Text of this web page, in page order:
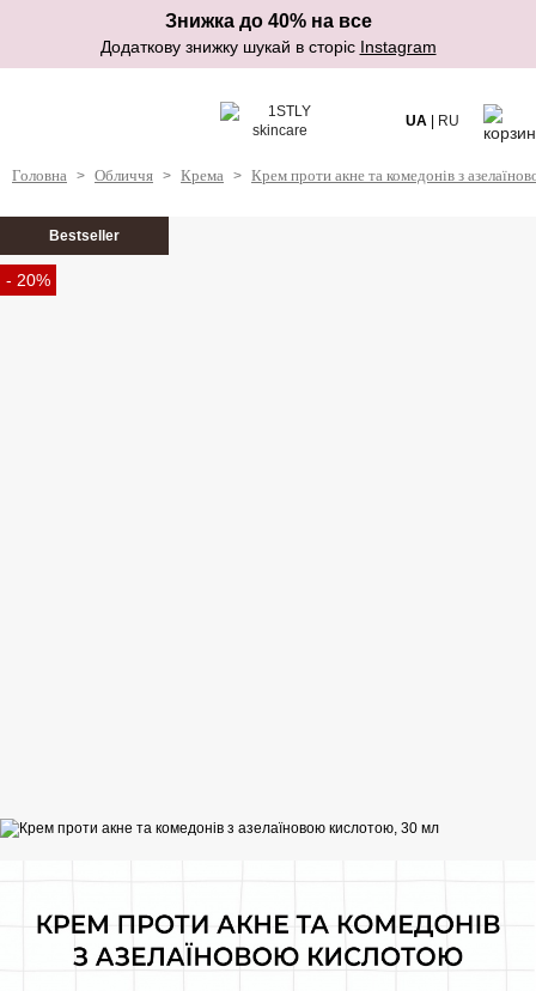
Знижка до 40% на все
Додаткову знижку шукай в сторіс Instagram
UA RU
Головна > Обличчя > Крема > Крем проти акне та комедонів з
Bestseller
- 20%